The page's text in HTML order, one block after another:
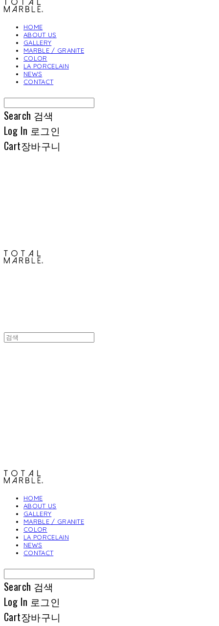
HOME
ABOUT US
GALLERY
MARBLE / GRANITE
COLOR
LA PORCELAIN
NEWS
CONTACT
Search 검색
Log In 로그인
Cart장바구니
HOME
ABOUT US
GALLERY
MARBLE / GRANITE
COLOR
LA PORCELAIN
NEWS
CONTACT
Search 검색
Log In 로그인
Cart장바구니